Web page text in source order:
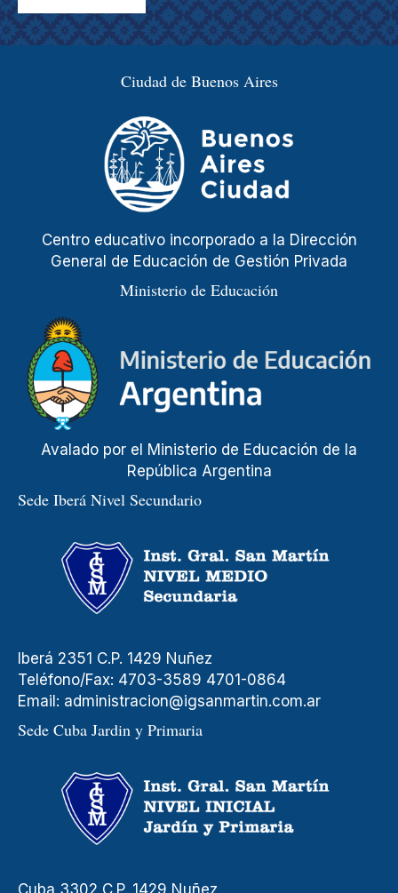
Ciudad de Buenos Aires
Centro educativo incorporado a la Dirección
General de Educación de Gestión Privada
Ministerio de Educación
Avalado por el Ministerio de Educación de la
República Argentina
Sede Iberá Nivel Secundario
Iberá 2351 C.P. 1429 Nuñez
Teléfono/Fax: 4703-3589 4701-0864
Email: administracion@igsanmartin.com.ar
Sede Cuba Jardin y Primaria
Cuba 3302 C.P. 1429 Nuñez